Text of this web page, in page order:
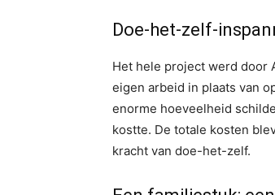
Doe-het-zelf-
Het hele project werd door
eigen arbeid in plaats van
enorme hoeveelheid
kostte. De totale kosten
kracht van doe-het-zelf.